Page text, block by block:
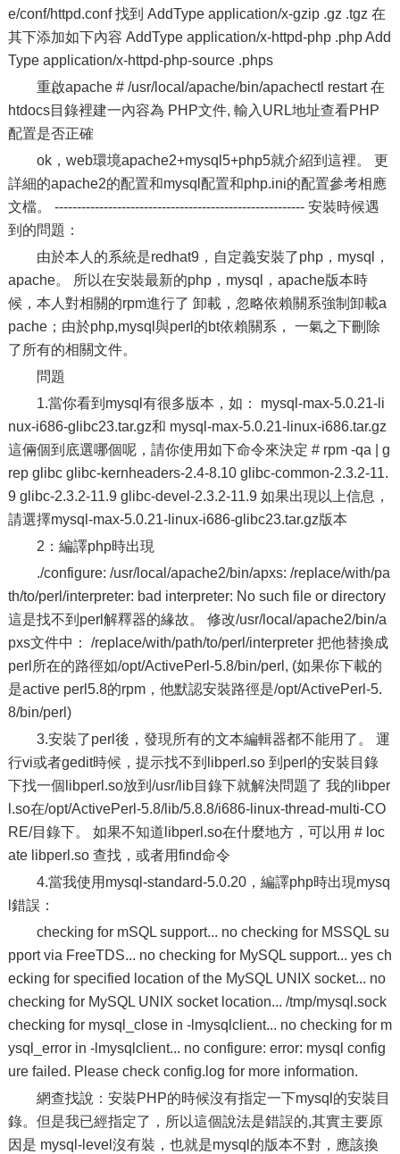
e/conf/httpd.conf 找到 AddType application/x-gzip .gz .tgz 在
其下添加如下內容 AddType application/x-httpd-php .php Add
Type application/x-httpd-php-source .phps
重啟apache # /usr/local/apache/bin/apachectl restart 在
htdocs目錄裡建一內容為 PHP文件, 輸入URL地址查看PHP
配置是否正確
ok，web環境apache2+mysql5+php5就介紹到這裡。 更
詳細的apache2的配置和mysql配置和php.ini的配置參考相應
文檔。 -------------------------------------------------------- 安裝時候遇
到的問題：
由於本人的系統是redhat9，自定義安裝了php，mysql，
apache。 所以在安裝最新的php，mysql，apache版本時
候，本人對相關的rpm進行了 卸載，忽略依賴關系強制卸載a
pache；由於php,mysql與perl的bt依賴關系， 一氣之下刪除
了所有的相關文件。
問題
1.當你看到mysql有很多版本，如： mysql-max-5.0.21-li
nux-i686-glibc23.tar.gz和 mysql-max-5.0.21-linux-i686.tar.gz
這倆個到底選哪個呢，請你使用如下命令來決定 # rpm -qa | g
rep glibc glibc-kernheaders-2.4-8.10 glibc-common-2.3.2-11.
9 glibc-2.3.2-11.9 glibc-devel-2.3.2-11.9 如果出現以上信息，
請選擇mysql-max-5.0.21-linux-i686-glibc23.tar.gz版本
2：編譯php時出現
./configure: /usr/local/apache2/bin/apxs: /replace/with/pa
th/to/perl/interpreter: bad interpreter: No such file or directory
這是找不到perl解釋器的緣故。 修改/usr/local/apache2/bin/a
pxs文件中： /replace/with/path/to/perl/interpreter 把他替換成
perl所在的路徑如/opt/ActivePerl-5.8/bin/perl, (如果你下載的
是active perl5.8的rpm，他默認安裝路徑是/opt/ActivePerl-5.
8/bin/perl)
3.安裝了perl後，發現所有的文本編輯器都不能用了。 運
行vi或者gedit時候，提示找不到libperl.so 到perl的安裝目錄
下找一個libperl.so放到/usr/lib目錄下就解決問題了 我的libper
l.so在/opt/ActivePerl-5.8/lib/5.8.8/i686-linux-thread-multi-CO
RE/目錄下。 如果不知道libperl.so在什麼地方，可以用 # loc
ate libperl.so 查找，或者用find命令
4.當我使用mysql-standard-5.0.20，編譯php時出現mysq
l錯誤：
checking for mSQL support... no checking for MSSQL su
pport via FreeTDS... no checking for MySQL support... yes ch
ecking for specified location of the MySQL UNIX socket... no
checking for MySQL UNIX socket location... /tmp/mysql.sock
checking for mysql_close in -lmysqlclient... no checking for m
ysql_error in -lmysqlclient... no configure: error: mysql config
ure failed. Please check config.log for more information.
網查找說：安裝PHP的時候沒有指定一下mysql的安裝目
錄。但是我已經指定了，所以這個說法是錯誤的,其實主要原
因是 mysql-level沒有裝，也就是mysql的版本不對，應該換